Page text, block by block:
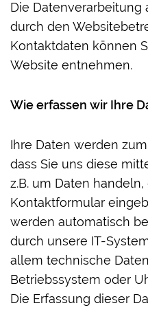
Die
durch den
Kontaktdaten können
Website entnehmen.
Wie erfassen wir Ihre
Ihre Daten werden
dass Sie uns diese
z.B. um Daten handeln,
Kontaktformular
werden automatisch
durch unsere IT-
allem technische
Betriebssystem oder
Die Erfassung dieser